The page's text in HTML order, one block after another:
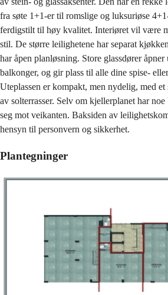
fra søte 1+1-er til romslige og luksuriøse
ferdigstilt til høy kvalitet. Interiøret vil være
stil. De større leilighetene har separat
har åpen planløsning. Store glassdører
balkonger, og gir plass til alle dine spise-
Uteplassen er kompakt, men nydelig, med et
av solterrasser. Selv om kjellerplanet har
seg mot veikanten. Baksiden av
hensyn til personvern og sikkerhet.
Plantegninger